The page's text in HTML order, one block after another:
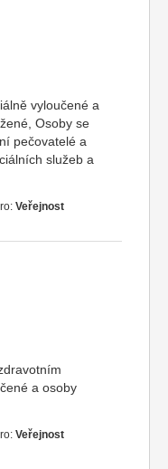
vyloučené a
Osoby se
pečovatelé a
služeb a
Veřejnost
a osoby
Veřejnost